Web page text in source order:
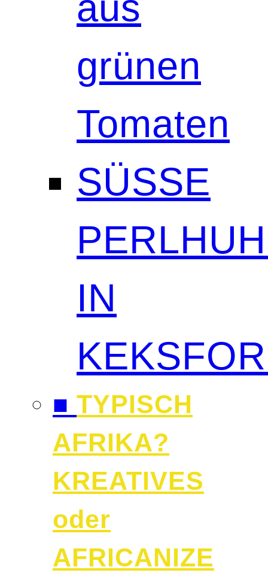
grünen
Tomaten
SÜSSE
IN
■ TYPISCH
AFRIKA?
KREATIVES
oder
AFRICANIZE